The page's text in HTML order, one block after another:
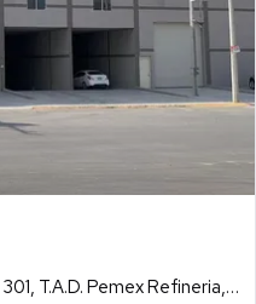
Antiguo Camino A Villa De García 301, T.A.D. Pemex Refineria, Santa Catarina